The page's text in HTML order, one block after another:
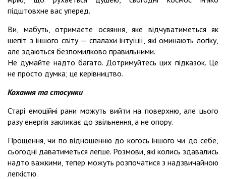
підштовхне вас уперед.
Ви, мабуть, отримаєте осяяння, яке відчуватиметься як
шепіт з іншого світу — спалахи інтуїції, які оминають логіку,
але здаються безпомилково правильними.
Не думайте надто багато. Дотримуйтесь цих підказок. Це
не просто думка; це керівництво.
Кохання та стосунки
Старі емоційні рани можуть вийти на поверхню, але цього
разу енергія закликає до звільнення, а не опору.
Прощення, чи по відношенню до когось іншого чи до себе,
сьогодні даватиметься легше. Розмови, які колись здавались
надто важкими, тепер можуть розпочатися з надзвичайною
легкістю.